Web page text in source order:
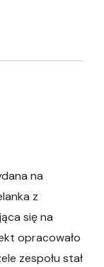
na
z
się na
opracowało
zespołu stał